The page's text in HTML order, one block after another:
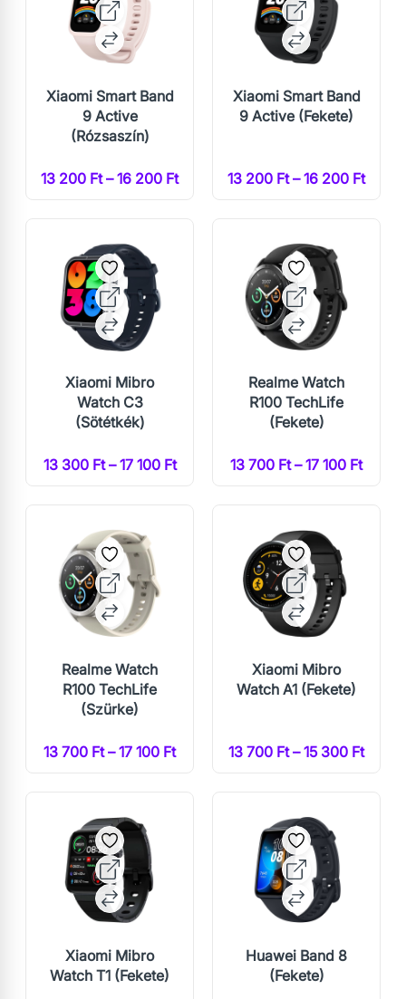
Xiaomi Smart Band
9 Active
(Rózsaszín)
13 200 Ft – 16 200 Ft
Xiaomi Smart Band
9 Active (Fekete)
13 200 Ft – 16 200 Ft
Xiaomi Mibro
Watch C3
(Sötétkék)
13 300 Ft – 17 100 Ft
Realme Watch
R100 TechLife
(Fekete)
13 700 Ft – 17 100 Ft
Realme Watch
R100 TechLife
(Szürke)
13 700 Ft – 17 100 Ft
Xiaomi Mibro
Watch A1 (Fekete)
13 700 Ft – 15 300 Ft
Xiaomi Mibro
Watch T1 (Fekete)
Huawei Band 8
(Fekete)